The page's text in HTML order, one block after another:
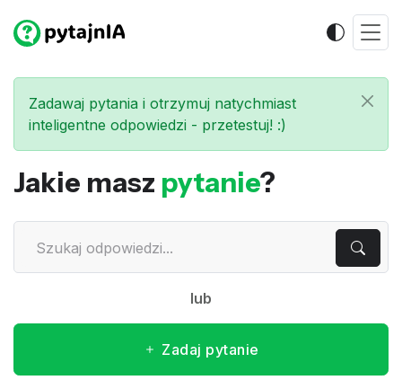
Zadawaj pytania i otrzymuj natychmiast
inteligentne odpowiedzi - przetestuj! :)
Jakie masz pytanie?
lub
Zadaj pytanie